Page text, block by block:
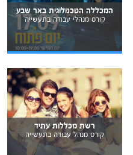
המכללה הטכנולוגית באר שבע
קורס מנהלי עבודה בתעשייה
רשת מכללות עתיד
קורס מנהל עבודה בתעשייה